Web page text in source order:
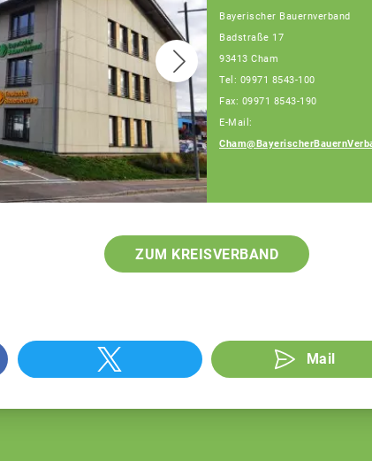
Bayerischer Bauernverband
Badstraße 17
93413 Cham
Tel: 09971 8543-100
Fax: 09971 8543-190
E-Mail:
ZUM KREISVERBAND
Mail